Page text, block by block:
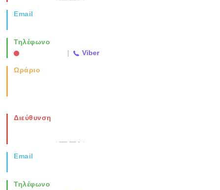
Email
Τηλέφωνο
| Viber
Ωράριο
Διεύθυνση
Email
Τηλέφωνο